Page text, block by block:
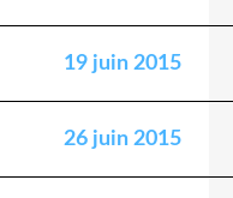
19 juin 2015
26 juin 2015